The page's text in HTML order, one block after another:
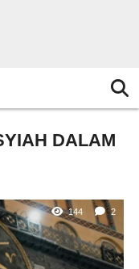
DALAM
144 2